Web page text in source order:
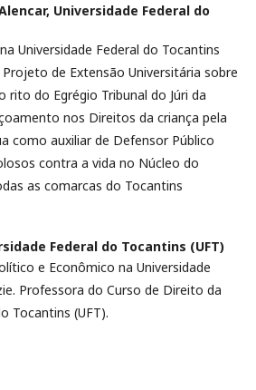
Universidade Federal do
Universidade Federal do Tocantins
de Extensão Universitária sobre
rito do Egrégio Tribunal do Júri da
nos Direitos da criança pela
como auxiliar de Defensor Público
contra a vida no Núcleo do
as comarcas do Tocantins
Federal do Tocantins (UFT)
e Econômico na Universidade
Professora do Curso de Direito da
Tocantins (UFT).